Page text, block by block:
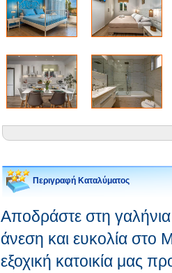
Περιγραφή Καταλύματος
Αποδράστε στη
άνεση και ευκολία στο
εξοχική κατοικία μας